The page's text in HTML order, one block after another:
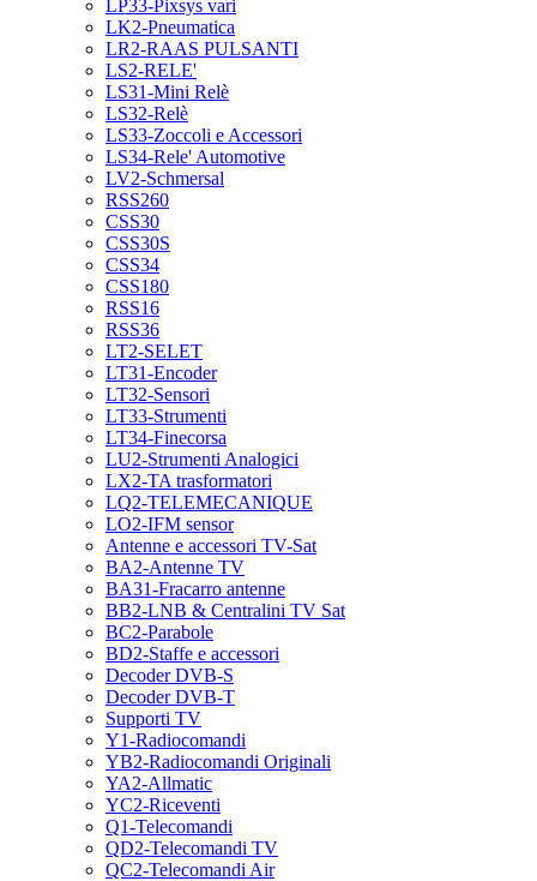
LP33-Pixsys vari
LK2-Pneumatica
LR2-RAAS PULSANTI
LS2-RELE'
LS31-Mini Relè
LS32-Relè
LS33-Zoccoli e Accessori
LS34-Rele' Automotive
LV2-Schmersal
RSS260
CSS30
CSS30S
CSS34
CSS180
RSS16
RSS36
LT2-SELET
LT31-Encoder
LT32-Sensori
LT33-Strumenti
LT34-Finecorsa
LU2-Strumenti Analogici
LX2-TA trasformatori
LQ2-TELEMECANIQUE
LO2-IFM sensor
Antenne e accessori TV-Sat
BA2-Antenne TV
BA31-Fracarro antenne
BB2-LNB & Centralini TV Sat
BC2-Parabole
BD2-Staffe e accessori
Decoder DVB-S
Decoder DVB-T
Supporti TV
Y1-Radiocomandi
YB2-Radiocomandi Originali
YA2-Allmatic
YC2-Riceventi
Q1-Telecomandi
QD2-Telecomandi TV
QC2-Telecomandi Air